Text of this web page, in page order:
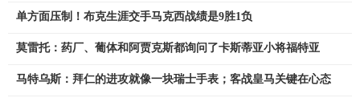
单方面压制！布克生涯交手马克西战绩是9胜1负
莫雷托：药厂、葡体和阿贾克斯都询问了卡斯蒂亚小将福特亚
马特乌斯：拜仁的进攻就像一块瑞士手表；客战皇马关键在心态